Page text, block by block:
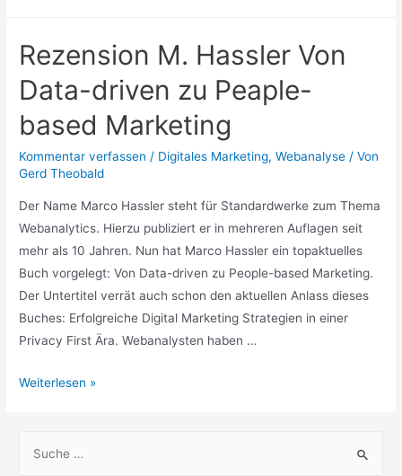
–
Effekte
in
Markenwirkung
Rezension M. Hassler Von
Data-driven zu Peaple-
based Marketing
Kommentar verfassen / Digitales Marketing,Webanalyse / Von
Gerd Theobald
Der Name Marco Hassler steht für Standardwerke zum Thema
Webanalytics. Hierzu publiziert er in mehreren Auflagen seit
mehr als 10 Jahren. Nun hat Marco Hassler ein topaktuelles
Buch vorgelegt: Von Data-driven zu People-based Marketing.
Der Untertitel verrät auch schon den aktuellen Anlass dieses
Buches: Erfolgreiche Digital Marketing Strategien in einer
Privacy First Ära. Webanalysten haben …
Rezension
Von
Weiterlesen »